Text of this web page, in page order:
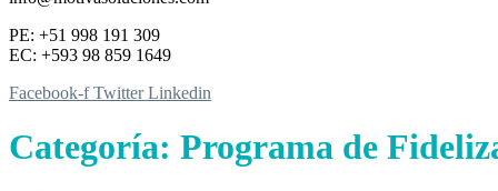
PE: +51 998 191 309
EC: +593 98 859 1649
Facebook-f Twitter Linkedin
Categoría: Programa de